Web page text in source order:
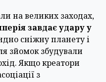
на великих заходах,
завдає удару у
сніжну планету і
зйомок збудували
Якщо креатори
з